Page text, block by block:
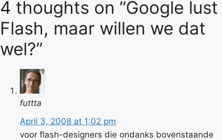
4 thoughts on “Google lust
Flash, maar willen we dat
wel?”
futtta
April 3, 2008 at 1:02 pm
voor flash-designers die ondanks bovenstaande